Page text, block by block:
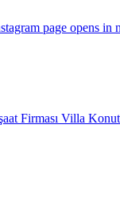
page opens in